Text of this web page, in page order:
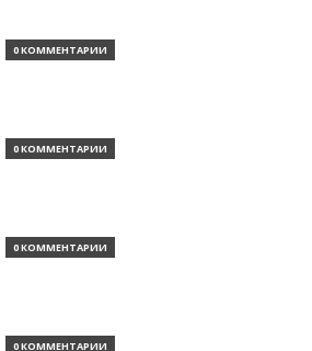
0 КОММЕНТАРИИ
0 КОММЕНТАРИИ
0 КОММЕНТАРИИ
0 КОММЕНТАРИИ